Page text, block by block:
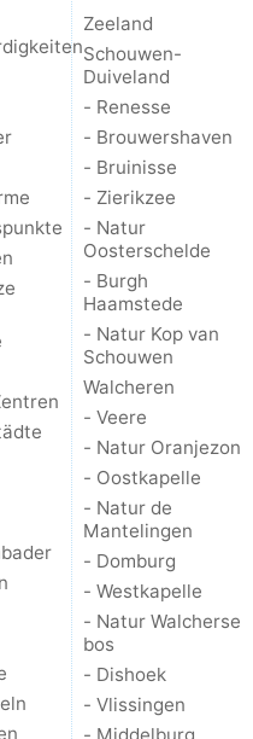
Zeeland
Schouwen-
Duiveland
- Renesse
- Brouwershaven
- Bruinisse
- Zierikzee
- Natur
Oosterschelde
- Burgh
Haamstede
- Natur Kop van
Schouwen
Walcheren
- Veere
- Natur Oranjezon
- Oostkapelle
- Natur de
Mantelingen
- Domburg
- Westkapelle
- Natur Walcherse
bos
- Dishoek
- Vlissingen